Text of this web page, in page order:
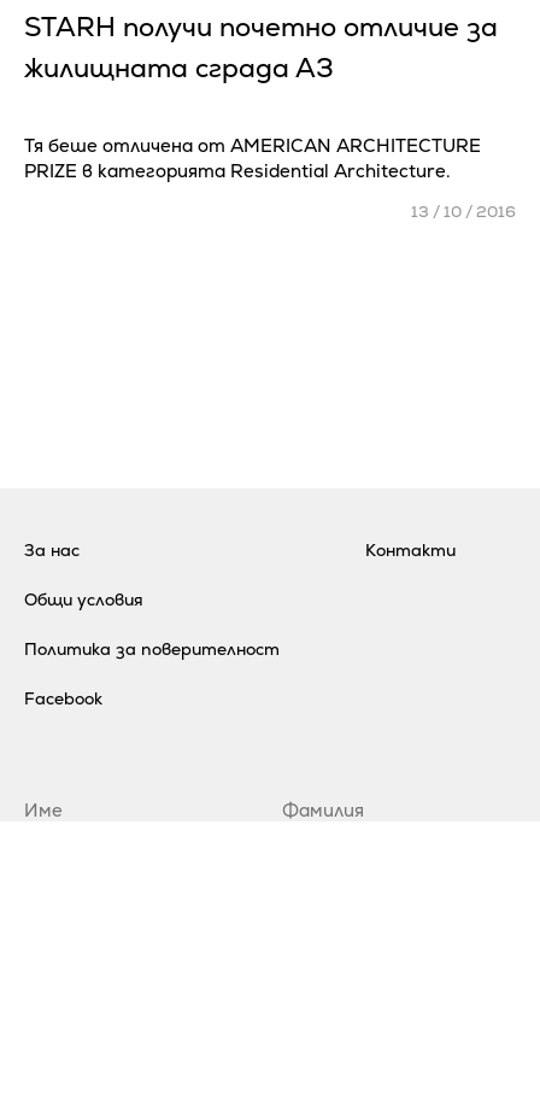
STARH получи почетно отличие за
жилищната сграда А3
Тя беше отличена от AMERICAN ARCHITECTURE
PRIZE в категорията Residential Architecture.
13 / 10 / 2016
За нас
Общи условия
Политика за поверителност
Контакти
Facebook